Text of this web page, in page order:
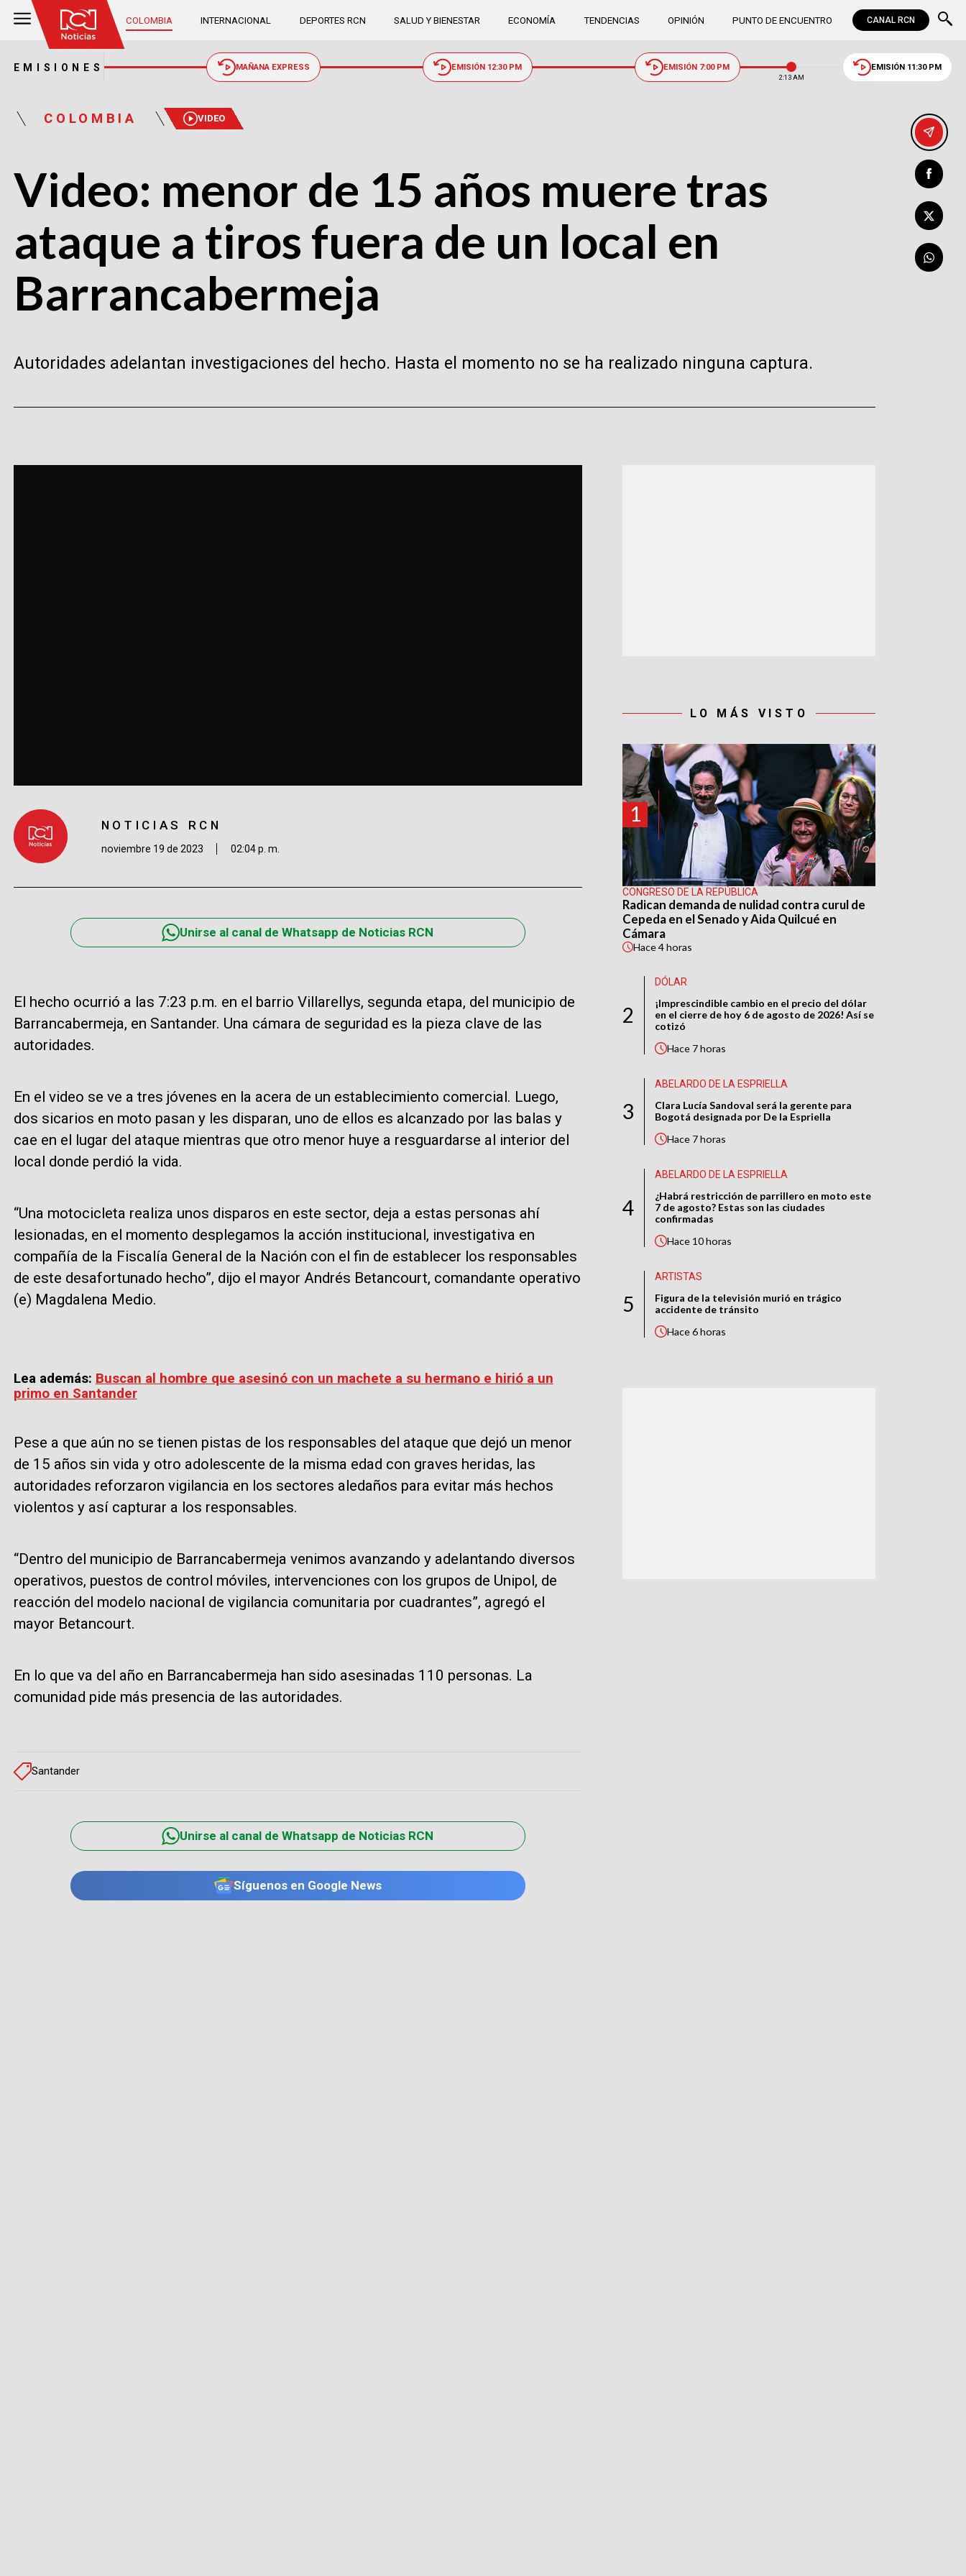
COLOMBIA INTERNACIONAL DEPORTES RCN SALUD Y BIENESTAR ECONOMÍA TENDENCIAS OPINIÓN PUNTO DE ENCUENTRO CANAL RCN
EMISIONES MAÑANA EXPRESS EMISIÓN 12:30 PM EMISIÓN 7:00 PM
2:13 AM
EMISIÓN 11:30 PM
COLOMBIA VIDEO
Video: menor de 15 años muere tras
ataque a tiros fuera de un local en
Barrancabermeja
Autoridades adelantan investigaciones del hecho. Hasta el momento no se ha realizado ninguna captura.
NOTICIAS RCN
noviembre 19 de 2023 02:04 p. m.
Unirse al canal de Whatsapp de Noticias RCN
El hecho ocurrió a las 7:23 p.m. en el barrio Villarellys, segunda etapa, del municipio de
Barrancabermeja, en Santander. Una cámara de seguridad es la pieza clave de las
autoridades.
En el video se ve a tres jóvenes en la acera de un establecimiento comercial. Luego,
dos sicarios en moto pasan y les disparan, uno de ellos es alcanzado por las balas y
cae en el lugar del ataque mientras que otro menor huye a resguardarse al interior del
local donde perdió la vida.
“Una motocicleta realiza unos disparos en este sector, deja a estas personas ahí
lesionadas, en el momento desplegamos la acción institucional, investigativa en
compañía de la Fiscalía General de la Nación con el fin de establecer los responsables
de este desafortunado hecho”, dijo el mayor Andrés Betancourt, comandante operativo
(e) Magdalena Medio.
Lea además: Buscan al hombre que asesinó con un machete a su hermano e hirió a un
primo en Santander
Pese a que aún no se tienen pistas de los responsables del ataque que dejó un menor
de 15 años sin vida y otro adolescente de la misma edad con graves heridas, las
autoridades reforzaron vigilancia en los sectores aledaños para evitar más hechos
violentos y así capturar a los responsables.
“Dentro del municipio de Barrancabermeja venimos avanzando y adelantando diversos
operativos, puestos de control móviles, intervenciones con los grupos de Unipol, de
reacción del modelo nacional de vigilancia comunitaria por cuadrantes”, agregó el
mayor Betancourt.
En lo que va del año en Barrancabermeja han sido asesinadas 110 personas. La
comunidad pide más presencia de las autoridades.
Santander
Unirse al canal de Whatsapp de Noticias RCN
Síguenos en Google News
LO MÁS VISTO
1
CONGRESO DE LA REPÚBLICA
Radican demanda de nulidad contra curul de
Cepeda en el Senado y Aida Quilcué en
Cámara
Hace4 horas
2
DÓLAR
¡Imprescindible cambio en el precio del dólar
en el cierre de hoy 6 de agosto de 2026! Así se
cotizó
Hace 7 horas
3
ABELARDO DE LA ESPRIELLA
Clara Lucía Sandoval será la gerente para
Bogotá designada por De la Espriella
Hace 7 horas
4
ABELARDO DE LA ESPRIELLA
¿Habrá restricción de parrillero en moto este
7 de agosto? Estas son las ciudades
confirmadas
Hace 10 horas
5
ARTISTAS
Figura de la televisión murió en trágico
accidente de tránsito
Hace6 horas